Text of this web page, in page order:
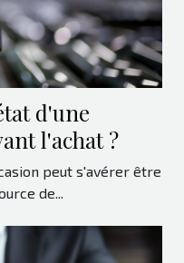
d'une
l'achat ?
peut s'avérer être
de...